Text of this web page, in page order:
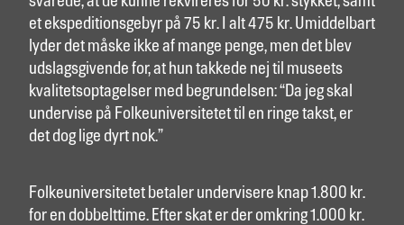
et ekspeditionsgebyr på 75 kr. I alt 475 kr. Umiddelbart
lyder det måske ikke af mange penge, men det blev
udslagsgivende for, at hun takkede nej til museets
kvalitetsoptagelser med begrundelsen: “Da jeg skal
undervise på Folkeuniversitetet til en ringe takst, er
det dog lige dyrt nok.”
Folkeuniversitetet betaler undervisere knap 1.800 kr.
for en dobbelttime. Efter skat er der omkring 1.000 kr.